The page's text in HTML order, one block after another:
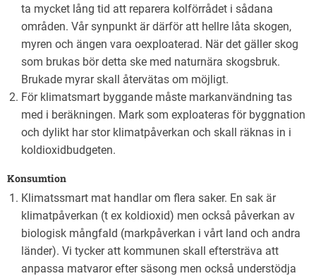
ta mycket lång tid att reparera kolförrådet i sådana
områden. Vår synpunkt är därför att hellre låta skogen,
myren och ängen vara oexploaterad. När det gäller skog
som brukas bör detta ske med naturnära skogsbruk.
Brukade myrar skall återvätas om möjligt.
För klimatsmart byggande måste markanvändning tas
med i beräkningen. Mark som exploateras för byggnation
och dylikt har stor klimatpåverkan och skall räknas in i
koldioxidbudgeten.
Konsumtion
Klimatssmart mat handlar om flera saker. En sak är
klimatpåverkan (t ex koldioxid) men också påverkan av
biologisk mångfald (markpåverkan i vårt land och andra
länder). Vi tycker att kommunen skall eftersträva att
anpassa matvaror efter säsong men också understödja